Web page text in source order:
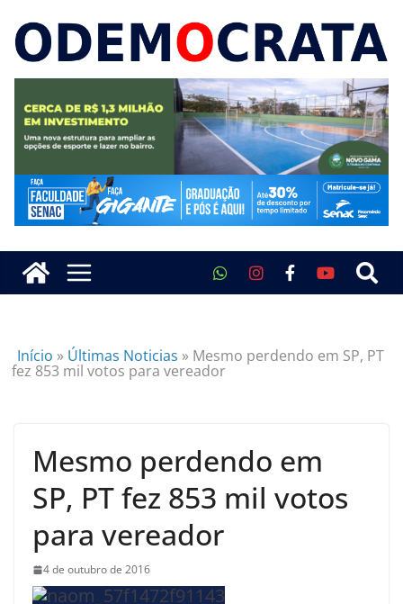
Início » Últimas Noticias » Mesmo perdendo em SP, PT
fez 853 mil votos para vereador
Mesmo perdendo em
SP, PT fez 853 mil votos
para vereador
4 de outubro de 2016